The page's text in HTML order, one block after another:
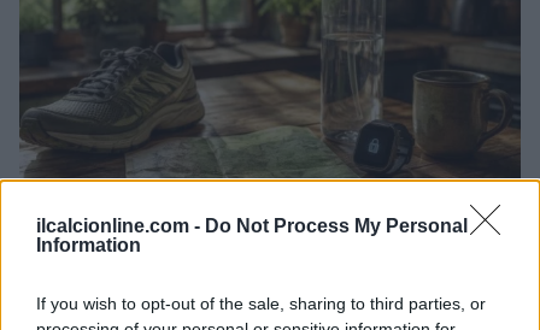
ilcalcionline.com - Do Not Process My Personal
Information
If you wish to opt-out of the sale, sharing to third parties, or
Personali